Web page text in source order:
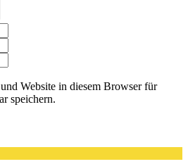
Website in diesem Browser für
speichern.